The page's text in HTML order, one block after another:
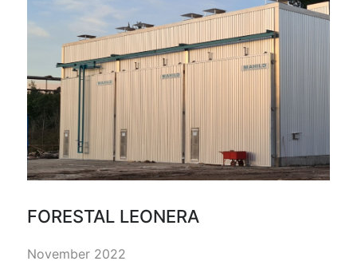
FORESTAL LEONERA
November 2022